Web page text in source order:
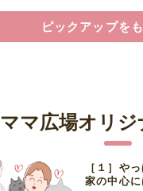
ピックアップを
ママ広場オリ
［１］や
家の中心